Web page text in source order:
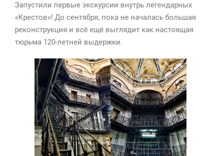
экскурсии
«Кресты»
Запустили первые экскурсии внутрь легендарных
«Крестов»! До сентября, пока не началась большая
реконструкция и всё ещё выглядит как настоящая
тюрьма 120-летней выдержки.